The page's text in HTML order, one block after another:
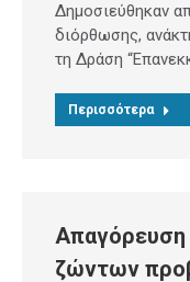
Δημοσιεύθηκαν
διόρθωσης,
τη Δράση
Περισσότερα
Απαγόρευση
ζώντων